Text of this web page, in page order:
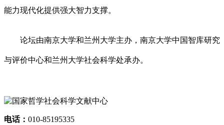
能力现代化提供强大智力支撑。
论坛由南京大学和兰州大学主办，南京大学中国智库研究
与评价中心和兰州大学社会科学处承办。
电话： 010-85195335